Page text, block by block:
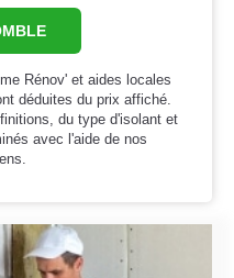
Rénov' et aides locales
déduites du prix affiché.
du type d'isolant et
avec l'aide de nos